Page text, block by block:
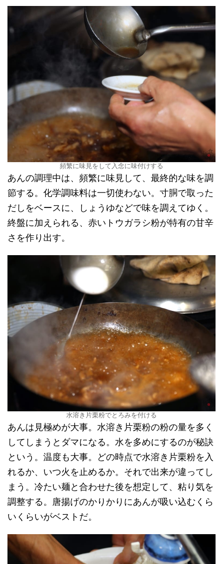
頻繁に味見をして入念に味付けする
あんの調理中は、頻繁に味見して、最終的な味を調
節する。化学調味料は一切使わない。寸胴で取った
だしをベースに、しょうゆなどで味を調えてゆく。
終盤に加えられる、赤いトウガラシ粉が特有の甘辛
さを作り出す。
水溶き片栗粉でとろみを付ける
あんは見極めが大事。水溶き片栗粉の粉の量を多く
してしまうとダマになる。水を多めにするのが秘訣
という。温度も大事。どの時点で水溶き片栗粉を入
れるか、いつ火を止めるか。それで出来が違ってし
まう。冷たい麺と合わせた後を想定して、粘り気を
調整する。唐揚げのかりかりにあんが吸い込むくら
いくらいがベストだ。